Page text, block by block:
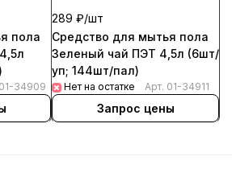
пола
01-34909
289 ₽/шт
Средство для мытья пола
Зеленый чай ПЭТ 4,5л (6шт/
уп; 144шт/пал)
Нет на остатке Арт. 01-34911
Запрос цены